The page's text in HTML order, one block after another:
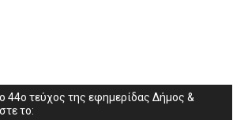
44ο τεύχος της εφημερίδας Δήμος &
το: